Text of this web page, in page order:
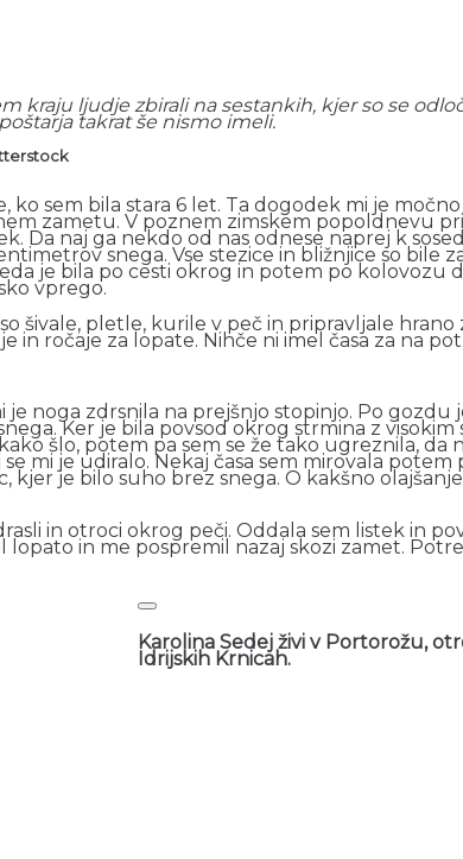
kraju ljudje zbirali na sestankih, kjer so se
takrat še nismo imeli.
sem bila stara 6 let. Ta dogodek mi je
zametu. V poznem zimskem popoldnevu
Da naj ga nekdo od nas odnese naprej k
snega. Vse stezice in bližnjice so bile
je bila po cesti okrog in potem po kolovozu
vprego.
šivale, pletle, kurile v peč in pripravljale hrano
in ročaje za lopate. Nihče ni imel časa za na
noga zdrsnila na prejšnjo stopinjo. Po gozdu
Ker je bila povsod okrog strmina z visokim
šlo, potem pa sem se že tako ugreznila, da
mi je udiralo. Nekaj časa sem mirovala potem
je bilo suho brez snega. O kakšno
in otroci okrog peči. Oddala sem listek in
lopato in me pospremil nazaj skozi zamet.
Karolina Sedej živi v Portorožu,
Idrijskih Krnicah.